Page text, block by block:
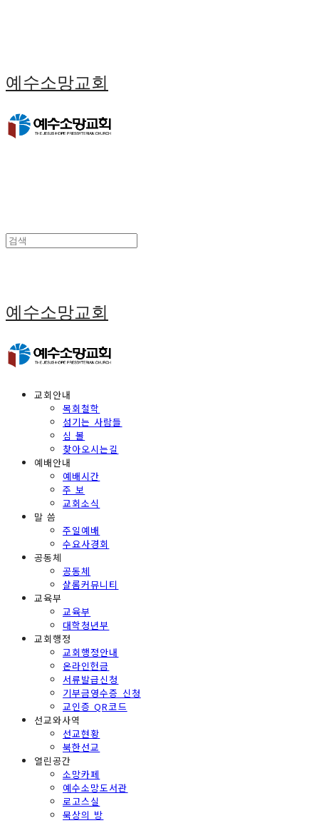
예수소망교회
예수소망교회
교회안내
목회철학
섬기는 사람들
심 볼
찾아오시는길
예배안내
예배시간
주 보
교회소식
말 씀
주일예배
수요사경회
공동체
공동체
샬롬커뮤니티
교육부
교육부
대학청년부
교회행정
교회행정안내
온라인헌금
서류발급신청
기부금영수증 신청
교인증 QR코드
선교와사역
선교현황
북한선교
열린공간
소망카페
예수소망도서관
로고스실
묵상의 방